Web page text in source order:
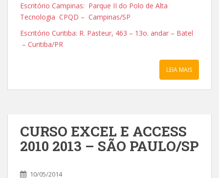
Escritório Campinas: Parque II do Polo de Alta
Tecnologia CPQD – Campinas/SP
Escritório Curitiba: R. Pasteur, 463 – 13o. andar – Batel
– Curitiba/PR
LEIA MAIS
CURSO EXCEL E ACCESS
2010 2013 – SÃO PAULO/SP
10/05/2014